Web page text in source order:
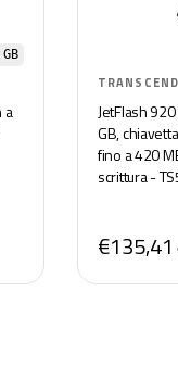
a
TRANSCEND
JetFlash
GB,
fino a 420
scrittura -
€135,41